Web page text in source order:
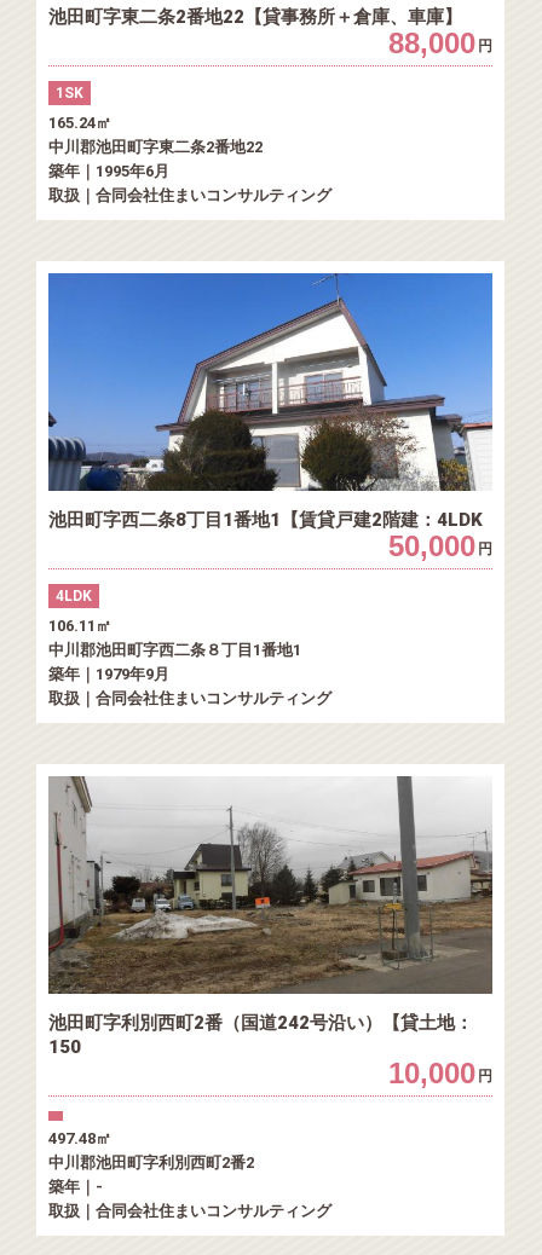
池田町字東二条2番地22【貸事務所＋倉庫、車庫】
88,000 円
1SK
165.24㎡
中川郡池田町字東二条2番地22
築年｜1995年6月
取扱｜合同会社住まいコンサルティング
池田町字西二条8丁目1番地1【賃貸戸建2階建：4LDK
50,000 円
4LDK
106.11㎡
中川郡池田町字西二条８丁目1番地1
築年｜1979年9月
取扱｜合同会社住まいコンサルティング
池田町字利別西町2番（国道242号沿い）【貸土地：
150
10,000 円
497.48㎡
中川郡池田町字利別西町2番2
築年｜-
取扱｜合同会社住まいコンサルティング